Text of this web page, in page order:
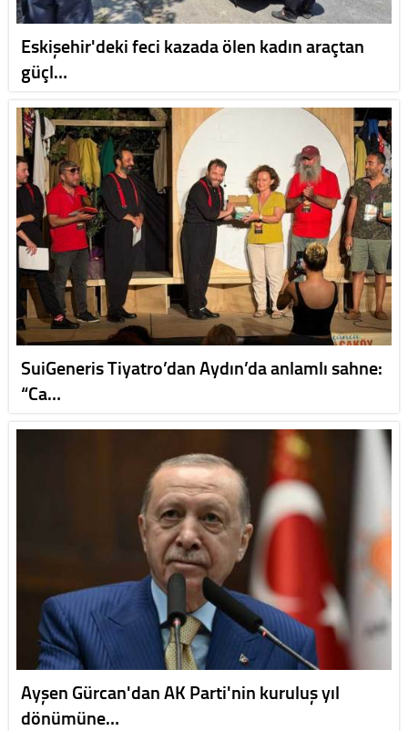
Eskişehir'deki feci kazada ölen kadın araçtan
güçl…
SuiGeneris Tiyatro’dan Aydın’da anlamlı sahne:
“Ca…
Ayşen Gürcan'dan AK Parti'nin kuruluş yıl
dönümüne…